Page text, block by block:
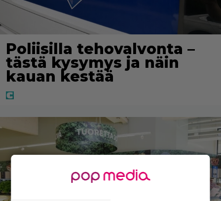
Poliisilla tehovalvonta –
tästä kysymys ja näin
kauan kestää